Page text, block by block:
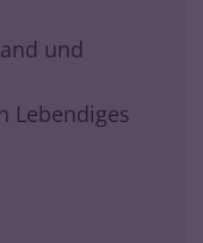
und
Lebendiges